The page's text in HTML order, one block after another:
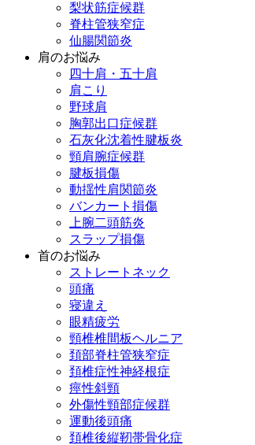
梨状筋症候群
脊柱管狭窄症
仙腸関節炎
肩のお悩み
四十肩・五十肩
肩こり
野球肩
胸郭出口症候群
石灰化沈着性腱板炎
頸肩腕症候群
腱板損傷
動揺性肩関節炎
バンカート損傷
上腕二頭筋炎
スラップ損傷
首のお悩み
ストレートネック
頭痛
寝違え
眼精疲労
頸椎椎間板ヘルニア
頚部脊柱管狭窄症
頚椎症性神経根症
痙性斜頸
外傷性頸部症候群
運動後頭痛
頚椎後縦靭帯骨化症